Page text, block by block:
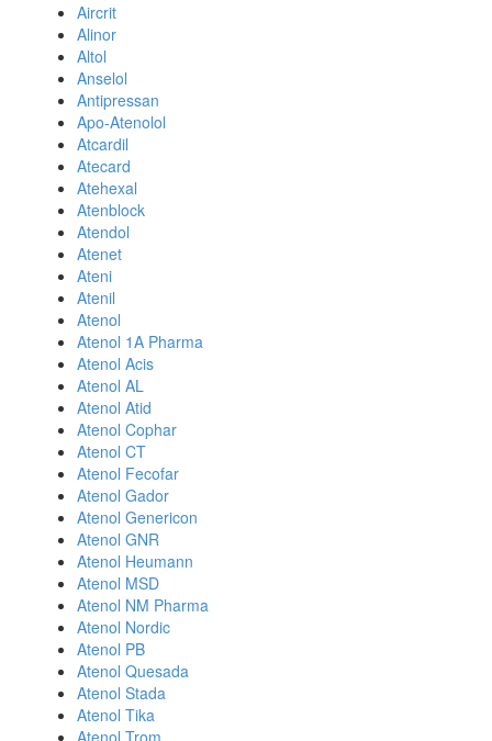
Aircrit
Alinor
Altol
Anselol
Antipressan
Apo-Atenolol
Atcardil
Atecard
Atehexal
Atenblock
Atendol
Atenet
Ateni
Atenil
Atenol
Atenol 1A Pharma
Atenol Acis
Atenol AL
Atenol Atid
Atenol Cophar
Atenol CT
Atenol Fecofar
Atenol Gador
Atenol Genericon
Atenol GNR
Atenol Heumann
Atenol MSD
Atenol NM Pharma
Atenol Nordic
Atenol PB
Atenol Quesada
Atenol Stada
Atenol Tika
Atenol Trom